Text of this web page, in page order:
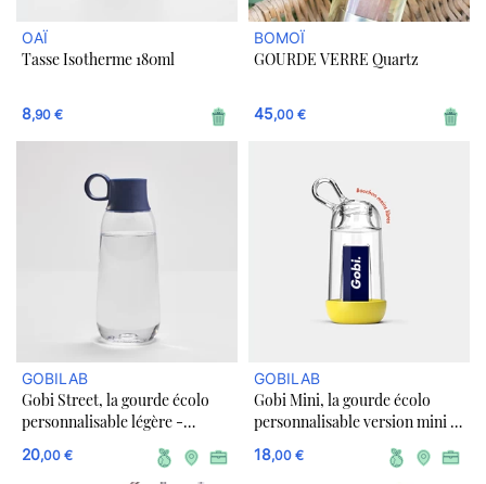
OAÏ
Tasse Isotherme 180ml
8,90 €
BOMOÏ
GOURDE VERRE Quartz
45,00 €
GOBILAB
Gobi Street, la gourde écolo
personnalisable légère -
Plusieurs couleurs
20,00 €
GOBILAB
Gobi Mini, la gourde écolo
personnalisable version mini -
Plusieurs couleurs
18,00 €